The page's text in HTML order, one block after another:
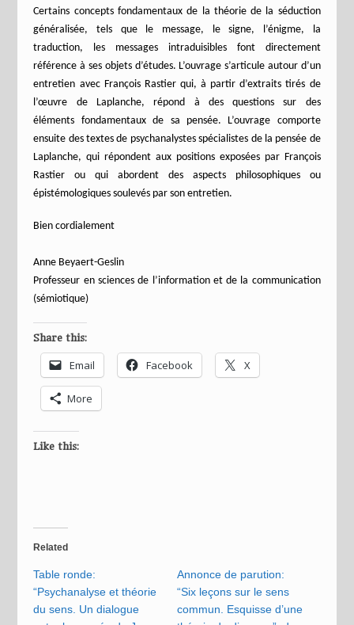
Certains concepts fondamentaux de la théorie de la séduction
généralisée, tels que le message, le signe, l’énigme, la
traduction, les messages intraduisibles font directement
référence à ses objets d’études. L’ouvrage s’articule autour d’un
entretien avec François Rastier qui, à partir d’extraits tirés de
l’œuvre de Laplanche, répond à des questions sur des
éléments fondamentaux de sa pensée. L’ouvrage comporte
ensuite des textes de psychanalystes spécialistes de la pensée de
Laplanche, qui répondent aux positions exposées par François
Rastier ou qui abordent des aspects philosophiques ou
épistémologiques soulevés par son entretien.
Bien cordialement
Anne Beyaert-Geslin
Professeur en sciences de l’information et de la communication
(sémiotique)
Share this:
Email Facebook X
More
Like this:
Related
Table ronde:
“Psychanalyse et théorie
du sens. Un dialogue
Annonce de parution:
“Six leçons sur le sens
commun. Esquisse d’une